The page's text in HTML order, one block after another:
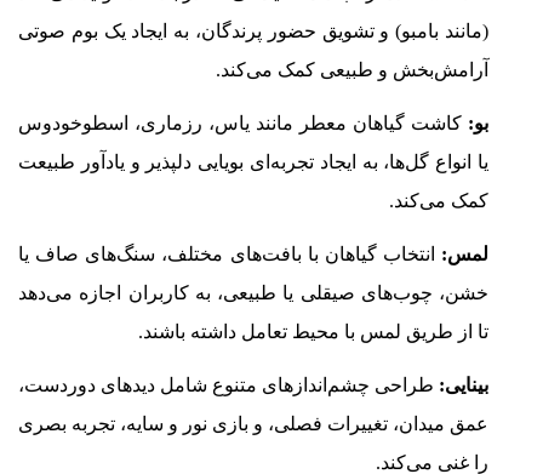
(مانند بامبو) و تشویق حضور پرندگان، به ایجاد یک بوم صوتی
آرامش‌بخش و طبیعی کمک می‌کند.
بو: کاشت گیاهان معطر مانند یاس، رزماری، اسطوخودوس
یا انواع گل‌ها، به ایجاد تجربه‌ای بویایی دلپذیر و یادآور طبیعت
کمک می‌کند.
لمس: انتخاب گیاهان با بافت‌های مختلف، سنگ‌های صاف یا
خشن، چوب‌های صیقلی یا طبیعی، به کاربران اجازه می‌دهد
تا از طریق لمس با محیط تعامل داشته باشند.
بینایی: طراحی چشم‌اندازهای متنوع شامل دیدهای دوردست،
عمق میدان، تغییرات فصلی، و بازی نور و سایه، تجربه بصری
را غنی می‌کند.